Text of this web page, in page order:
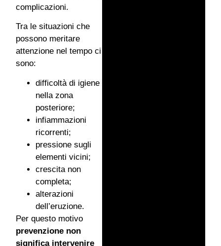
complicazioni.
Tra le situazioni che
possono meritare
attenzione nel tempo ci
sono:
difficoltà di igiene
nella zona
posteriore;
infiammazioni
ricorrenti;
pressione sugli
elementi vicini;
crescita non
completa;
alterazioni
dell’eruzione.
Per questo motivo
prevenzione non
significa intervenire